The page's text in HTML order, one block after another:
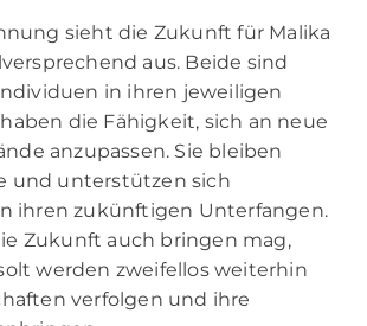
sieht die Zukunft für Malika
aus. Beide sind
in ihren jeweiligen
die Fähigkeit, sich an neue
anzupassen. Sie bleiben
und unterstützen sich
ihren zukünftigen Unterfangen.
Zukunft auch bringen mag,
werden zweifellos weiterhin
verfolgen und ihre